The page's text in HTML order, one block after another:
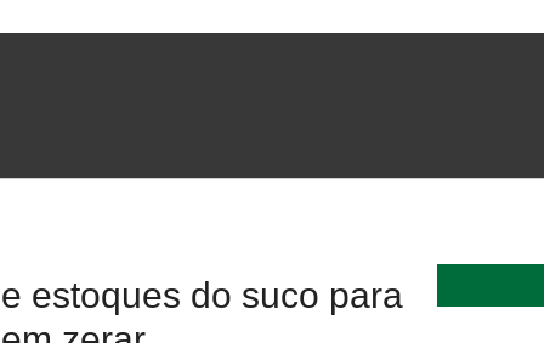
em investimentos
estoques do suco para